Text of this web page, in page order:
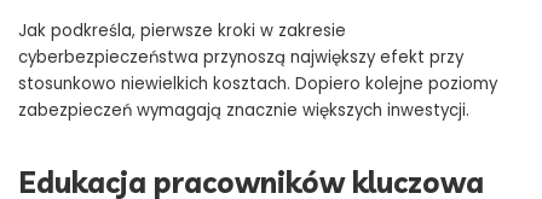
Jak podkreśla, pierwsze kroki w zakresie
cyberbezpieczeństwa przynoszą największy efekt przy
stosunkowo niewielkich kosztach. Dopiero kolejne poziomy
zabezpieczeń wymagają znacznie większych inwestycji.
Edukacja pracowników kluczowa